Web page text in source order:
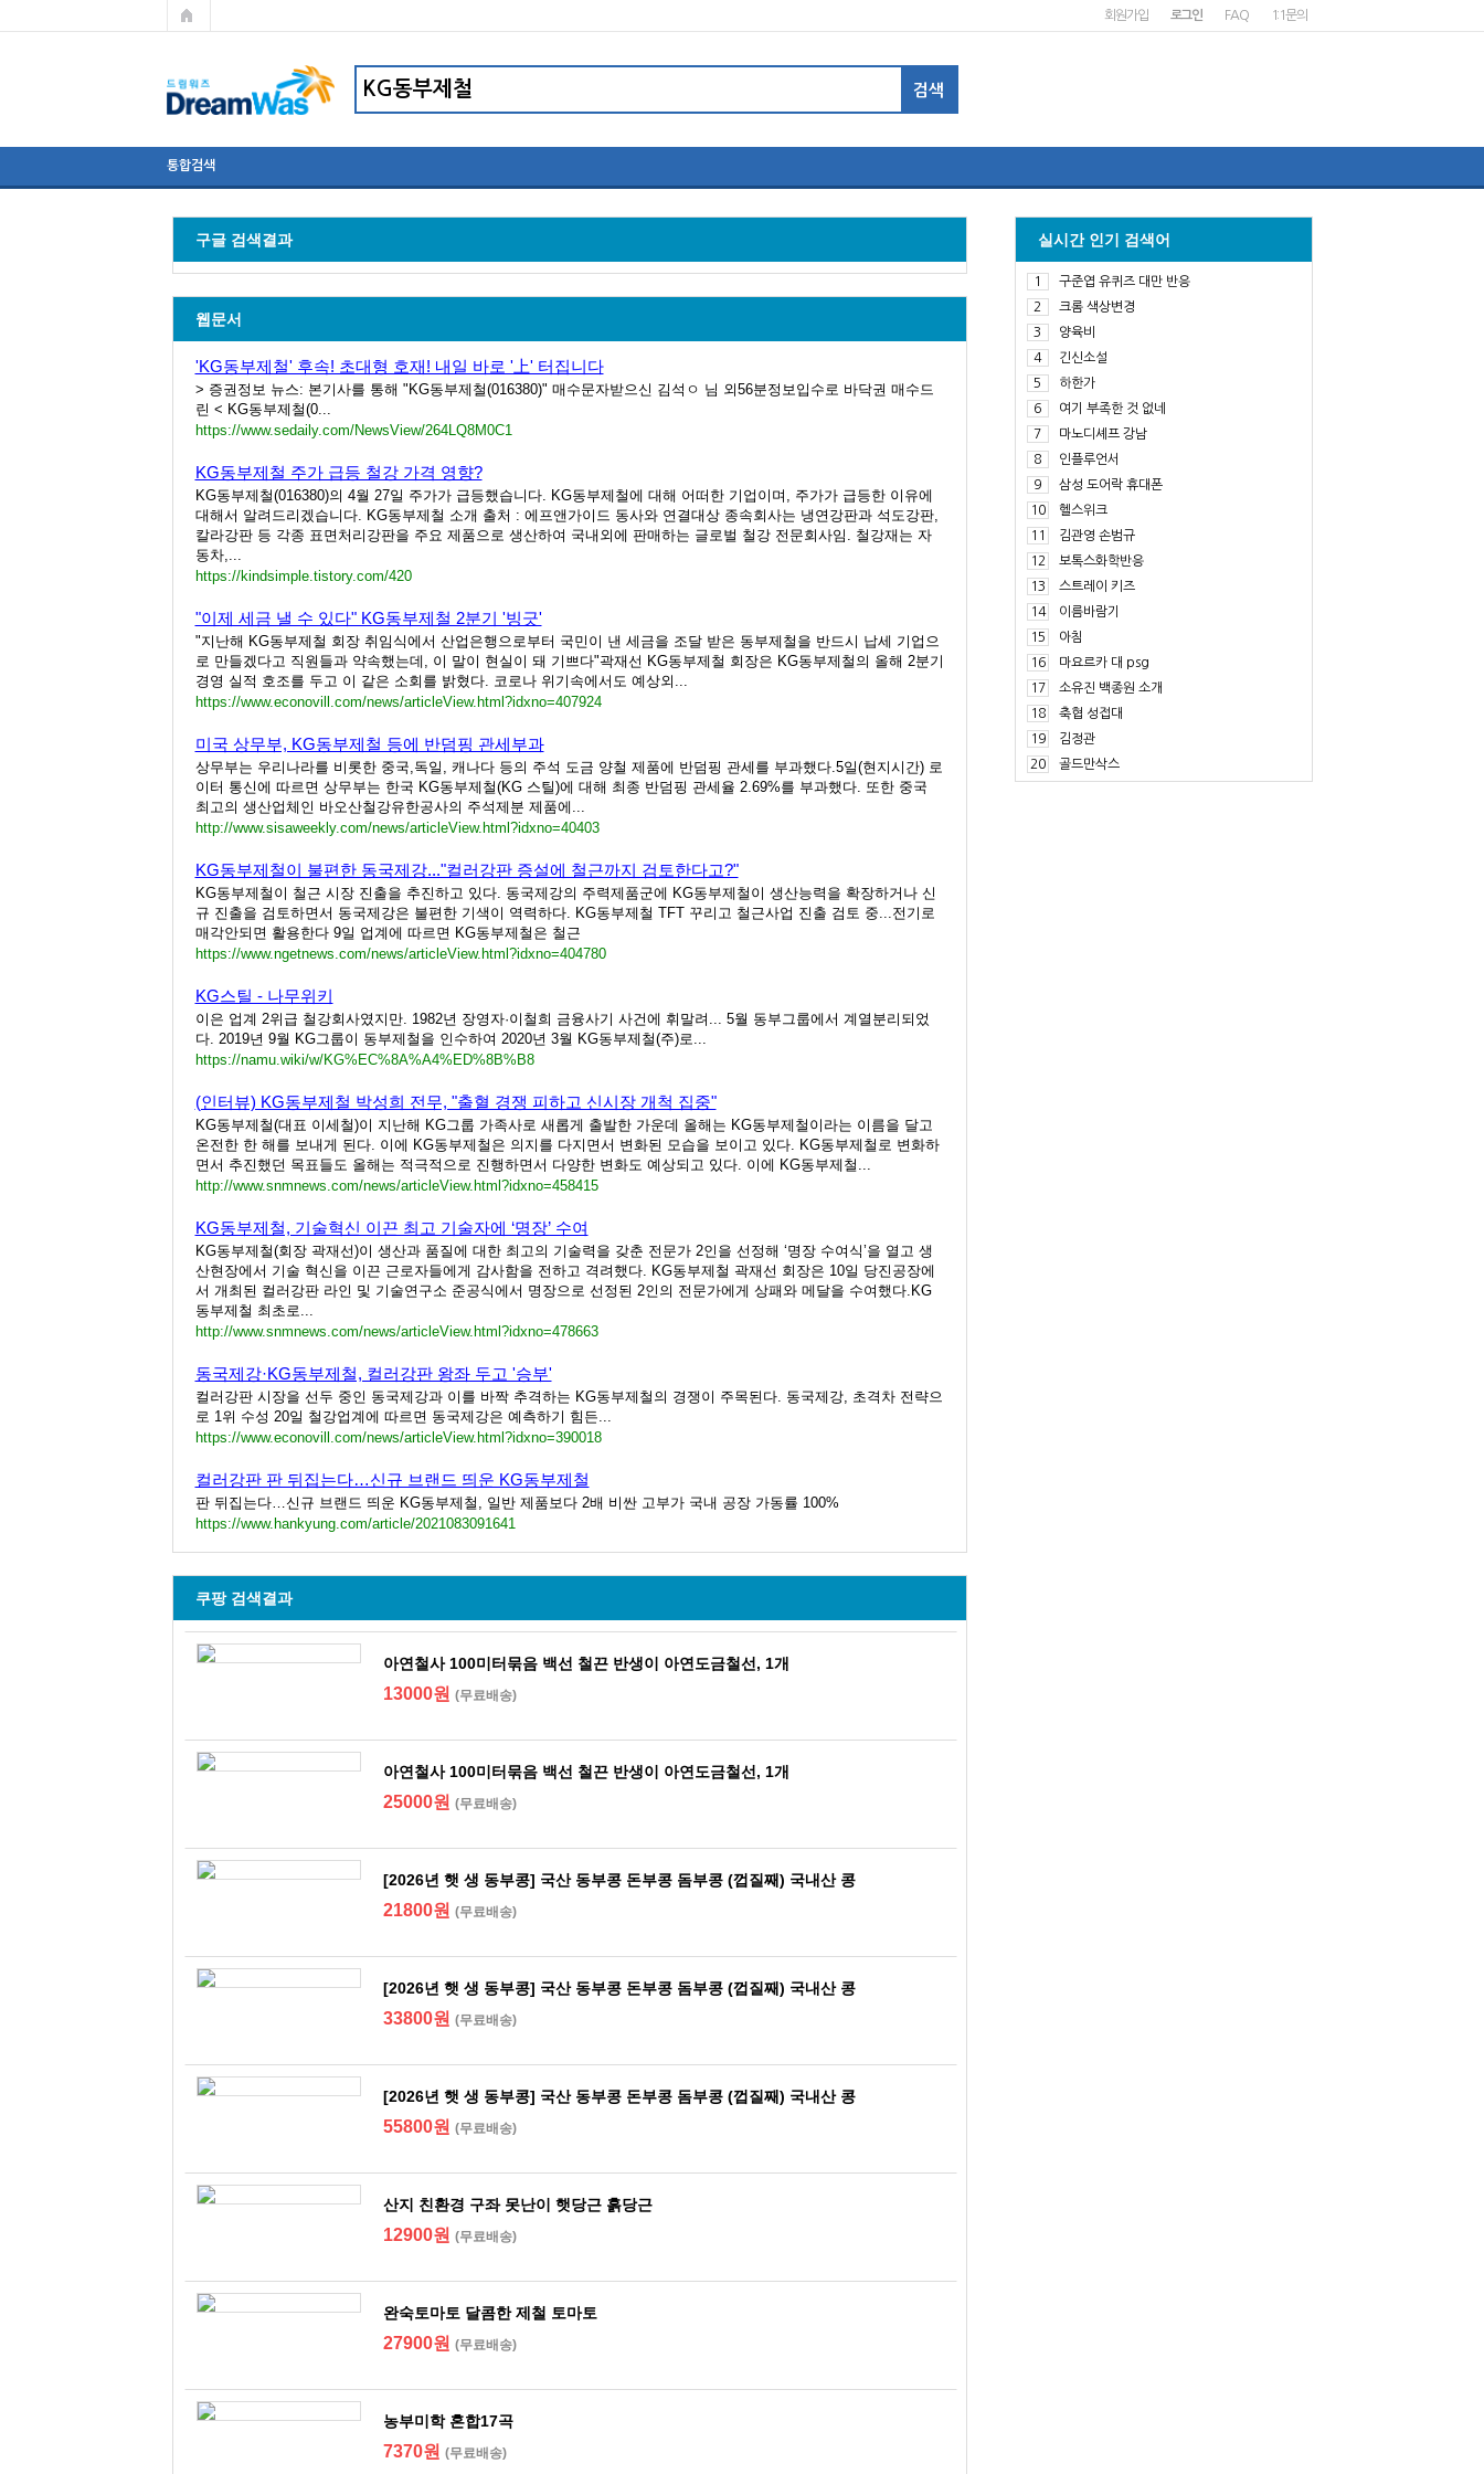
회원가입 로그인 FAQ 1:1문의
통합검색
실시간 인기 검색어
1
구준엽 유퀴즈 대만 반응
2
크롬 색상변경
3
양육비
4
긴신소설
5
하한가
6
여기 부족한 것 없네
7
마노디셰프 강남
8
인플루언서
9
삼성 도어락 휴대폰
10
헬스위크
11
김관영 손범규
12
보톡스화학반응
13
스트레이 키즈
14
이름바람기
15
아침
16
마요르카 대 psg
17
소유진 백종원 소개
18
축협 성접대
19
김정관
20
골드만삭스
구글 검색결과
웹문서
'KG동부제철' 후속! 초대형 호재! 내일 바로 '上' 터집니다
> 증권정보 뉴스: 본기사를 통해 "KG동부제철(016380)" 매수문자받으신 김석ㅇ 님 외56분정보입수로 바닥권 매수드
린 < KG동부제철(0...
https://www.sedaily.com/NewsView/264LQ8M0C1
KG동부제철 주가 급등 철강 가격 영향?
KG동부제철(016380)의 4월 27일 주가가 급등했습니다. KG동부제철에 대해 어떠한 기업이며, 주가가 급등한 이유에
대해서 알려드리겠습니다. KG동부제철 소개 출처 : 에프앤가이드 동사와 연결대상 종속회사는 냉연강판과 석도강판,
칼라강판 등 각종 표면처리강판을 주요 제품으로 생산하여 국내외에 판매하는 글로벌 철강 전문회사임. 철강재는 자
동차,...
https://kindsimple.tistory.com/420
"이제 세금 낼 수 있다" KG동부제철 2분기 '빙긋'
"지난해 KG동부제철 회장 취임식에서 산업은행으로부터 국민이 낸 세금을 조달 받은 동부제철을 반드시 납세 기업으
로 만들겠다고 직원들과 약속했는데, 이 말이 현실이 돼 기쁘다"곽재선 KG동부제철 회장은 KG동부제철의 올해 2분기
경영 실적 호조를 두고 이 같은 소회를 밝혔다. 코로나 위기속에서도 예상외...
https://www.econovill.com/news/articleView.html?idxno=407924
미국 상무부, KG동부제철 등에 반덤핑 관세부과
상무부는 우리나라를 비롯한 중국,독일, 캐나다 등의 주석 도금 양철 제품에 반덤핑 관세를 부과했다.5일(현지시간) 로
이터 통신에 따르면 상무부는 한국 KG동부제철(KG 스틸)에 대해 최종 반덤핑 관세율 2.69%를 부과했다. 또한 중국
최고의 생산업체인 바오산철강유한공사의 주석제분 제품에...
http://www.sisaweekly.com/news/articleView.html?idxno=40403
KG동부제철이 불편한 동국제강..."컬러강판 증설에 철근까지 검토한다고?"
KG동부제철이 철근 시장 진출을 추진하고 있다. 동국제강의 주력제품군에 KG동부제철이 생산능력을 확장하거나 신
규 진출을 검토하면서 동국제강은 불편한 기색이 역력하다. KG동부제철 TFT 꾸리고 철근사업 진출 검토 중...전기로
매각안되면 활용한다 9일 업계에 따르면 KG동부제철은 철근
https://www.ngetnews.com/news/articleView.html?idxno=404780
KG스틸 - 나무위키
이은 업계 2위급 철강회사였지만. 1982년 장영자·이철희 금융사기 사건에 휘말려... 5월 동부그룹에서 계열분리되었
다. 2019년 9월 KG그룹이 동부제철을 인수하여 2020년 3월 KG동부제철(주)로...
https://namu.wiki/w/KG%EC%8A%A4%ED%8B%B8
(인터뷰) KG동부제철 박성희 전무, "출혈 경쟁 피하고 신시장 개척 집중"
KG동부제철(대표 이세철)이 지난해 KG그룹 가족사로 새롭게 출발한 가운데 올해는 KG동부제철이라는 이름을 달고
온전한 한 해를 보내게 된다. 이에 KG동부제철은 의지를 다지면서 변화된 모습을 보이고 있다. KG동부제철로 변화하
면서 추진했던 목표들도 올해는 적극적으로 진행하면서 다양한 변화도 예상되고 있다. 이에 KG동부제철...
http://www.snmnews.com/news/articleView.html?idxno=458415
KG동부제철, 기술혁신 이끈 최고 기술자에 ‘명장’ 수여
KG동부제철(회장 곽재선)이 생산과 품질에 대한 최고의 기술력을 갖춘 전문가 2인을 선정해 ‘명장 수여식’을 열고 생
산현장에서 기술 혁신을 이끈 근로자들에게 감사함을 전하고 격려했다. KG동부제철 곽재선 회장은 10일 당진공장에
서 개최된 컬러강판 라인 및 기술연구소 준공식에서 명장으로 선정된 2인의 전문가에게 상패와 메달을 수여했다.KG
동부제철 최초로...
http://www.snmnews.com/news/articleView.html?idxno=478663
동국제강·KG동부제철, 컬러강판 왕좌 두고 '승부'
컬러강판 시장을 선두 중인 동국제강과 이를 바짝 추격하는 KG동부제철의 경쟁이 주목된다. 동국제강, 초격차 전략으
로 1위 수성 20일 철강업계에 따르면 동국제강은 예측하기 힘든...
https://www.econovill.com/news/articleView.html?idxno=390018
컬러강판 판 뒤집는다…신규 브랜드 띄운 KG동부제철
판 뒤집는다…신규 브랜드 띄운 KG동부제철, 일반 제품보다 2배 비싼 고부가 국내 공장 가동률 100%
https://www.hankyung.com/article/2021083091641
쿠팡 검색결과
아연철사 100미터묶음 백선 철끈 반생이 아연도금철선, 1개
13000원 (무료배송)
아연철사 100미터묶음 백선 철끈 반생이 아연도금철선, 1개
25000원 (무료배송)
[2026년 햇 생 동부콩] 국산 동부콩 돈부콩 돔부콩 (껍질째) 국내산 콩
21800원 (무료배송)
[2026년 햇 생 동부콩] 국산 동부콩 돈부콩 돔부콩 (껍질째) 국내산 콩
33800원 (무료배송)
[2026년 햇 생 동부콩] 국산 동부콩 돈부콩 돔부콩 (껍질째) 국내산 콩
55800원 (무료배송)
산지 친환경 구좌 못난이 햇당근 흙당근
12900원 (무료배송)
완숙토마토 달콤한 제철 토마토
27900원 (무료배송)
농부미학 혼합17곡
7370원 (무료배송)